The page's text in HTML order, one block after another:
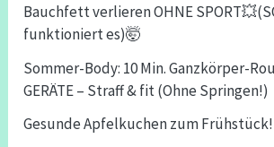
Bauchfett verlieren OHNE
funktioniert es)🤯
Sommer-Body: 10 Min. Ganzkörper-
GERÄTE – Straff & fit (Ohne Springen!)
Gesunde Apfelkuchen zum Frühstück!